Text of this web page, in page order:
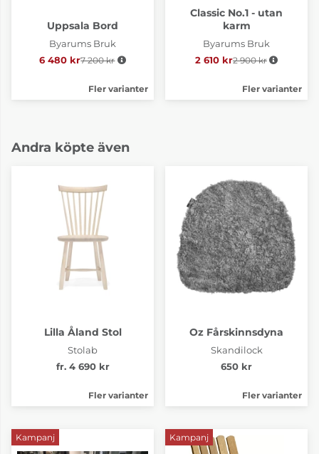
Uppsala Bord
Byarums Bruk
6 480 krOrdinarie pris:
7 200 kr
Fler varianter
Classic No.1 - utan
karm
Byarums Bruk
2 610 kr Ordinarie pris:
2 900 kr
Fler varianter
Andra köpte även
Lilla Åland Stol
Stolab
fr. 4 690 kr
Fler varianter
Oz Fårskinnsdyna
Skandilock
650 kr
Fler varianter
Kampanj Kampanj